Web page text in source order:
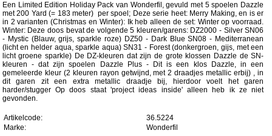
Een Limited Edition Holiday Pack van Wonderfil, gevuld met 5 spoelen Dazzle
met 200 Yard (= 183 meter) per spoel; Deze serie heet: Merry Making, en is er
in 2 varianten (Christmas en Winter): Ik heb alleen de set: Winter op voorraad.
Winter: Deze doos bevat de volgende 5 kleuren/garens: DZ2000 - Silver SN06
- Mystic (Blauw, grijs, sparkle roze) DZ50 - Dark Blue SN08 - Mediterranean
(licht en helder aqua, sparkle aqua) SN31 - Forest (donkergroen, gijs, met een
licht groene sparkle) De DZ-kleuren dat zijn de grote klossen Dazzle de SN-
kleuren - dat zijn spoelen Dazzle Plus - Dit is een klos Dazzle, in een
gemeleerde kleur (2 kleuren rayon getwijnd, met 2 draadjes metallic erbij) , in
dit garen zit een extra metallic draadje bij, hierdoor voelt het garen
harder/stugger Op doos staat 'project ideas inside' alleen heb ik ze niet
gevonden.
Artikelcode:
36.5224
Marke:
Wonderfil